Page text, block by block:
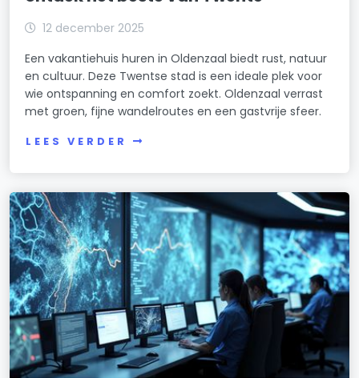
12 december 2025
Een vakantiehuis huren in Oldenzaal biedt rust, natuur
en cultuur. Deze Twentse stad is een ideale plek voor
wie ontspanning en comfort zoekt. Oldenzaal verrast
met groen, fijne wandelroutes en een gastvrije sfeer.
LEES VERDER